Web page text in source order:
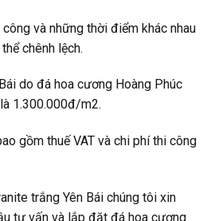
và những thời điểm khác nhau
chênh lệch.
do đá hoa cương Hoàng Phúc
1.300.000đ/m2.
gồm thuế VAT và chi phí thi công
trắng Yên Bái chúng tôi xin
tư vấn và lắp đặt đá hoa cương